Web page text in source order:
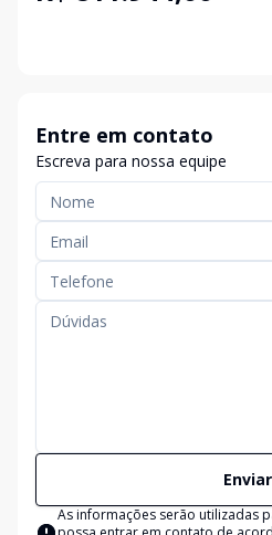
Entre em contato
Escreva para nossa equipe
Enviar
As informações serão utilizadas